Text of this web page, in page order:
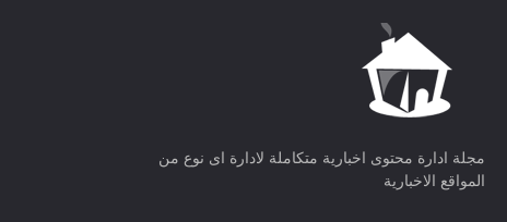
مجلة ادارة محتوى اخبارية متكاملة لادارة اى نوع من
المواقع الاخبارية